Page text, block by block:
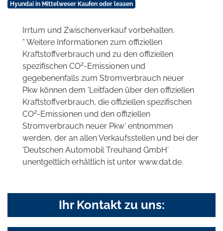
Hyundai in Mittelweser Kaufen oder leasen
Irrtum und Zwischenverkauf vorbehalten.
* Weitere Informationen zum offiziellen
Kraftstoffverbrauch und zu den offiziellen
spezifischen CO2-Emissionen und
gegebenenfalls zum Stromverbrauch neuer
Pkw können dem 'Leitfaden über den offiziellen
Kraftstoffverbrauch, die offiziellen spezifischen
CO2-Emissionen und den offiziellen
Stromverbrauch neuer Pkw' entnommen
werden, der an allen Verkaufsstellen und bei der
'Deutschen Automobil Treuhand GmbH'
unentgeltlich erhältlich ist unter www.dat.de.
Ihr Kontakt zu uns: